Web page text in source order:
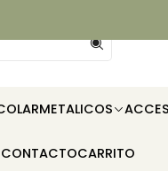
METALICOS
CONTACTOCARRITO